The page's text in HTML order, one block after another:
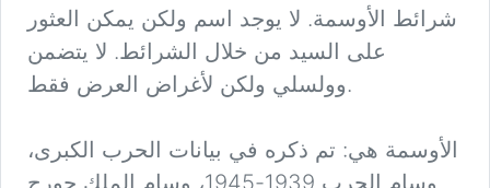
شرائط الأوسمة. لا يوجد اسم ولكن يمكن العثور
على السيد من خلال الشرائط. لا يتضمن
وولسلي ولكن لأغراض العرض فقط.
الأوسمة هي: تم ذكره في بيانات الحرب الكبرى،
وسام الحرب 1939-1945، وسام الملك جورج